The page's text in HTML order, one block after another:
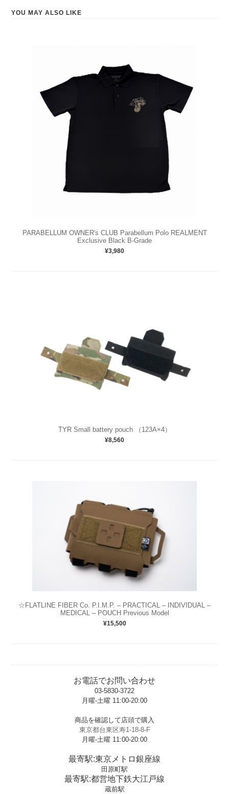
YOU MAY ALSO LIKE
PARABELLUM OWNER′s CLUB Parabellum Polo REALMENT
Exclusive Black B-Grade
¥3,980
TYR Small battery pouch （123A×4）
¥8,560
☆FLATLINE FIBER Co. P.I.M.P. – PRACTICAL – INDIVIDUAL –
MEDICAL – POUCH Previous Model
¥15,500
お電話でお問い合わせ
03-5830-3722
月曜-土曜 11:00-20:00
商品を確認して店頭で購入
東京都台東区寿1-18-8-F
月曜-土曜 11:00-20:00
最寄駅:東京メトロ銀座線
田原町駅
最寄駅:都営地下鉄大江戸線
蔵前駅